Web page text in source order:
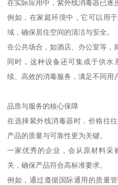
在实际应用中，紫外线消毒器已逐
例如，在家庭环境中，它可以用
域，确保居住空间的清洁与安全。
在公共场合，如酒店、办公室等，
同时，这种设备还可集成于供
续、高效的消毒服务，满足不同用
品质与服务的核心保障
在选择紫外线消毒器时，价格往
产品的质量与可靠性更为关键。
一家优秀的企业，会从原材料采
关，确保产品符合高标准要求。
例如，通过遵循国际通用的质量